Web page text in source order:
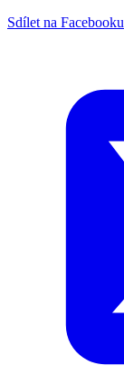
Sdílet na Facebooku